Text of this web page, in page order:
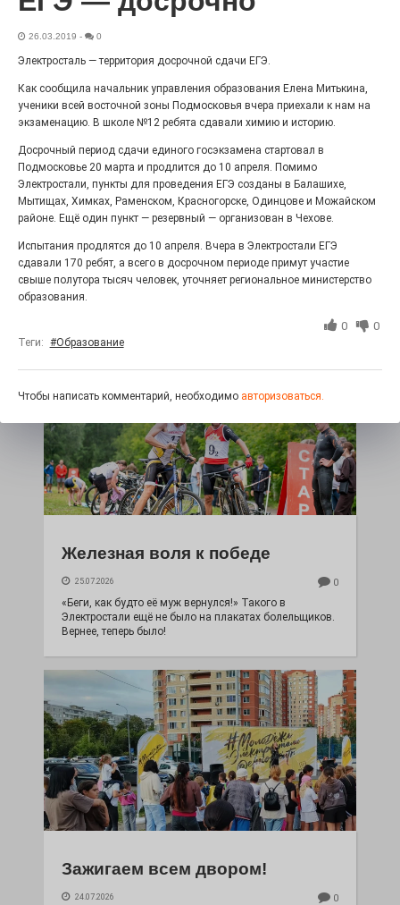
«С ними дядька Черномор»
Юбилейным курсом
26.07.2026 0
Гордость за ордена! Заводская улица Горького
Железная воля к победе
25.07.2026 0
«Беги, как будто её муж вернулся!» Такого в
Электростали ещё не было на плакатах болельщиков.
Вернее, теперь было!
Зажигаем всем двором!
24.07.2026 0
26.03.2019 - 0
Электросталь — территория досрочной сдачи ЕГЭ.
Как сообщила начальник управления образования Елена Митькина,
ученики всей восточной зоны Подмосковья вчера приехали к нам на
экзаменацию. В школе №12 ребята сдавали химию и историю.
Досрочный период сдачи единого госэкзамена стартовал в
Подмосковье 20 марта и продлится до 10 апреля. Помимо
Электростали, пункты для проведения ЕГЭ созданы в Балашихе,
Мытищах, Химках, Раменском, Красногорске, Одинцове и Можайском
районе. Ещё один пункт — резервный — организован в Чехове.
Испытания продлятся до 10 апреля. Вчера в Электростали ЕГЭ
сдавали 170 ребят, а всего в досрочном периоде примут участие
свыше полутора тысяч человек, уточняет региональное министерство
образования.
0 0
Теги: #Образование
Чтобы написать комментарий, необходимо авторизоваться.